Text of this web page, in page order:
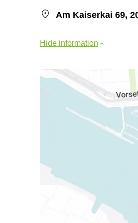
Am Kaiserkai 69,
Hide information